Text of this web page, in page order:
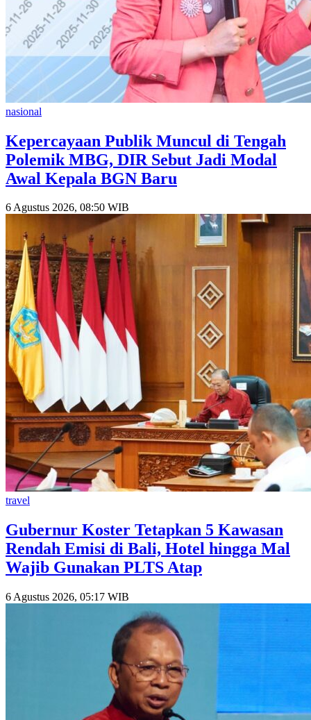
nasional
Kepercayaan Publik Muncul di Tengah
Polemik MBG, DIR Sebut Jadi Modal
Awal Kepala BGN Baru
6 Agustus 2026, 08:50 WIB
travel
Gubernur Koster Tetapkan 5 Kawasan
Rendah Emisi di Bali, Hotel hingga Mal
Wajib Gunakan PLTS Atap
6 Agustus 2026, 05:17 WIB